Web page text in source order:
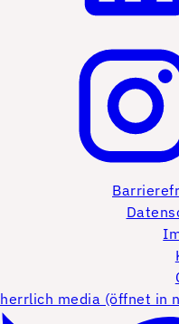
herrlich media (öffnet in